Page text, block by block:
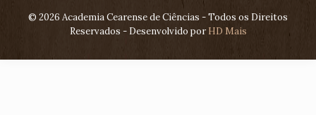
© 2026 Academia Cearense de Ciências - Todos os Direitos
Reservados - Desenvolvido porHD Mais